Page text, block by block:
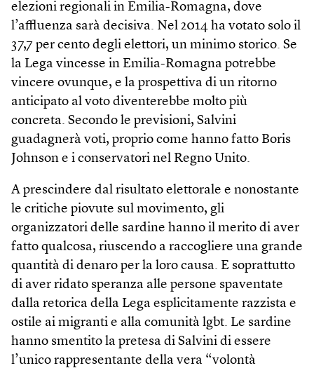
elezioni regionali in Emilia-Romagna, dove
l’affluenza sarà decisiva. Nel 2014 ha votato solo il
37,7 per cento degli elettori, un minimo storico. Se
la Lega vincesse in Emilia-Romagna potrebbe
vincere ovunque, e la prospettiva di un ritorno
anticipato al voto diventerebbe molto più
concreta. Secondo le previsioni, Salvini
guadagnerà voti, proprio come hanno fatto Boris
Johnson e i conservatori nel Regno Unito.
A prescindere dal risultato elettorale e nonostante
le critiche piovute sul movimento, gli
organizzatori delle sardine hanno il merito di aver
fatto qualcosa, riuscendo a raccogliere una grande
quantità di denaro per la loro causa. E soprattutto
di aver ridato speranza alle persone spaventate
dalla retorica della Lega esplicitamente razzista e
ostile ai migranti e alla comunità lgbt. Le sardine
hanno smentito la pretesa di Salvini di essere
l’unico rappresentante della vera “volontà